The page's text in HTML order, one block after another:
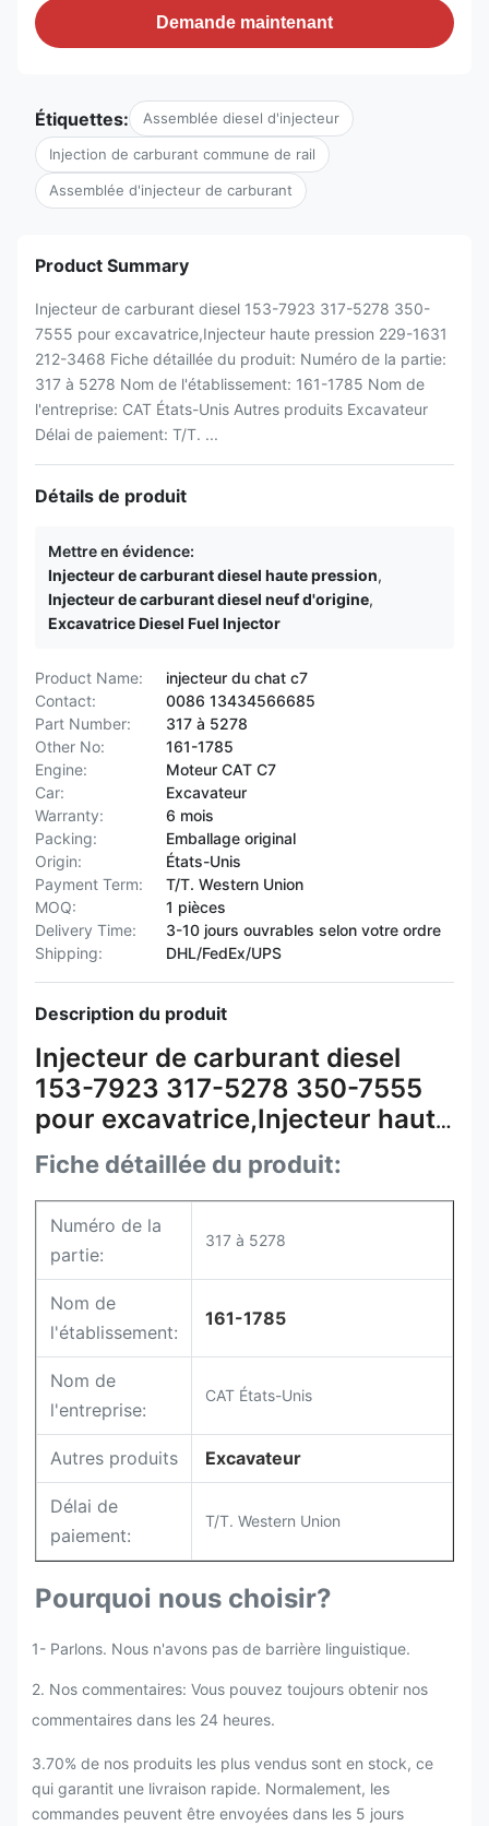
Demande maintenant
Étiquettes: Assemblée diesel d'injecteur
Injection de carburant commune de rail
Assemblée d'injecteur de carburant
Product Summary
Injecteur de carburant diesel 153-7923 317-5278 350-
7555 pour excavatrice,Injecteur haute pression 229-1631
212-3468 Fiche détaillée du produit: Numéro de la partie:
317 à 5278 Nom de l'établissement: 161-1785 Nom de
l'entreprise: CAT États-Unis Autres produits Excavateur
Délai de paiement: T/T. ...
Détails de produit
Mettre en évidence:
Injecteur de carburant diesel haute pression,
Injecteur de carburant diesel neuf d'origine,
Excavatrice Diesel Fuel Injector
Product Name:
injecteur du chat c7
Contact:
0086 13434566685
Part Number:
317 à 5278
Other No:
161-1785
Engine:
Moteur CAT C7
Car:
Excavateur
Warranty:
6 mois
Packing:
Emballage original
Origin:
États-Unis
Payment Term:
T/T. Western Union
MOQ:
1 pièces
Delivery Time:
3-10 jours ouvrables selon votre ordre
Shipping:
DHL/FedEx/UPS
Description du produit
Injecteur de carburant diesel
153-7923 317-5278 350-7555
pour excavatrice,Injecteur haute
pression 229-1631 212-3468
Fiche détaillée du produit:
Numéro de la
partie:
317 à 5278
Nom de
l'établissement:
161-1785
Nom de
l'entreprise:
CAT États-Unis
Autres produits Excavateur
Délai de
paiement:
T/T. Western Union
Pourquoi nous choisir?
1- Parlons. Nous n'avons pas de barrière linguistique.
2. Nos commentaires: Vous pouvez toujours obtenir nos
commentaires dans les 24 heures.
3.70% de nos produits les plus vendus sont en stock, ce
qui garantit une livraison rapide. Normalement, les
commandes peuvent être envoyées dans les 5 jours